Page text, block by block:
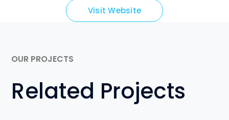
Visit Website
OUR PROJECTS
Related Projects